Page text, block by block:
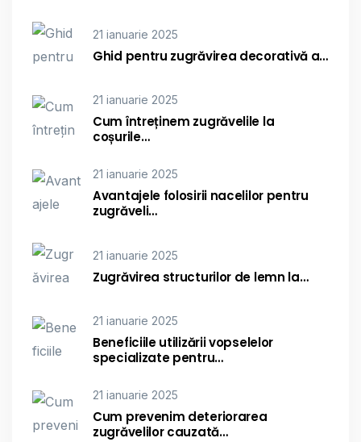
21 ianuarie 2025
Ghid pentru zugrăvirea decorativă a…
21 ianuarie 2025
Cum întreținem zugrăvelile la
coșurile…
21 ianuarie 2025
Avantajele folosirii nacelilor pentru
zugrăveli…
21 ianuarie 2025
Zugrăvirea structurilor de lemn la…
21 ianuarie 2025
Beneficiile utilizării vopselelor
specializate pentru…
21 ianuarie 2025
Cum prevenim deteriorarea
zugrăvelilor cauzată…